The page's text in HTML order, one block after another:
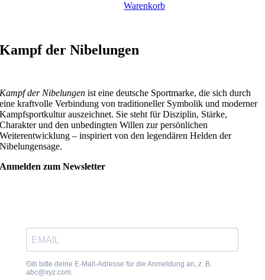
Warenkorb
Kampf der Nibelungen
Kampf der Nibelungen ist eine deutsche Sportmarke, die sich durch
eine kraftvolle Verbindung von traditioneller Symbolik und moderner
Kampfsportkultur auszeichnet. Sie steht für Disziplin, Stärke,
Charakter und den unbedingten Willen zur persönlichen
Weiterentwicklung – inspiriert von den legendären Helden der
Nibelungensage.
Anmelden zum Newsletter